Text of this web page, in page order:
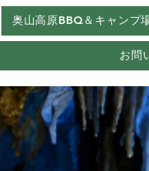
奥山高原BBQ＆キャンプ
お問